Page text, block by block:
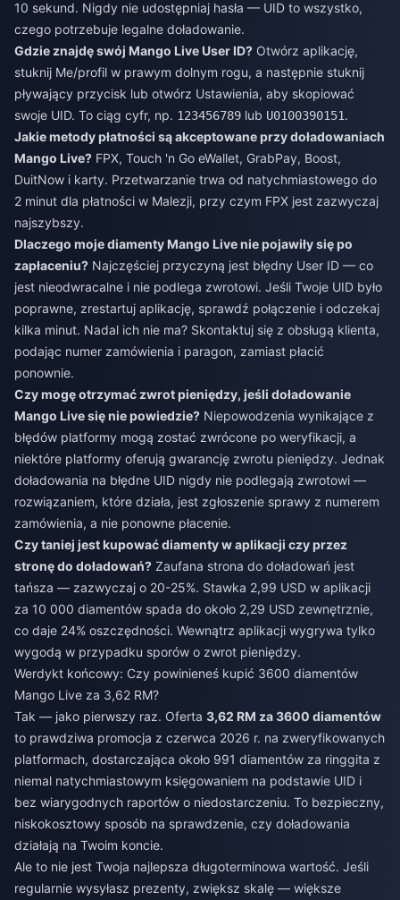
10 sekund. Nigdy nie udostępniaj hasła — UID to wszystko,
czego potrzebuje legalne doładowanie.
Gdzie znajdę swój Mango Live User ID? Otwórz aplikację,
stuknij Me/profil w prawym dolnym rogu, a następnie stuknij
pływający przycisk lub otwórz Ustawienia, aby skopiować
swoje UID. To ciąg cyfr, np. 123456789 lub U0100390151.
Jakie metody płatności są akceptowane przy doładowaniach
Mango Live? FPX, Touch 'n Go eWallet, GrabPay, Boost,
DuitNow i karty. Przetwarzanie trwa od natychmiastowego do
2 minut dla płatności w Malezji, przy czym FPX jest zazwyczaj
najszybszy.
Dlaczego moje diamenty Mango Live nie pojawiły się po
zapłaceniu? Najczęściej przyczyną jest błędny User ID — co
jest nieodwracalne i nie podlega zwrotowi. Jeśli Twoje UID było
poprawne, zrestartuj aplikację, sprawdź połączenie i odczekaj
kilka minut. Nadal ich nie ma? Skontaktuj się z obsługą klienta,
podając numer zamówienia i paragon, zamiast płacić
ponownie.
Czy mogę otrzymać zwrot pieniędzy, jeśli doładowanie
Mango Live się nie powiedzie? Niepowodzenia wynikające z
błędów platformy mogą zostać zwrócone po weryfikacji, a
niektóre platformy oferują gwarancję zwrotu pieniędzy. Jednak
doładowania na błędne UID nigdy nie podlegają zwrotowi —
rozwiązaniem, które działa, jest zgłoszenie sprawy z numerem
zamówienia, a nie ponowne płacenie.
Czy taniej jest kupować diamenty w aplikacji czy przez
stronę do doładowań? Zaufana strona do doładowań jest
tańsza — zazwyczaj o 20-25%. Stawka 2,99 USD w aplikacji
za 10 000 diamentów spada do około 2,29 USD zewnętrznie,
co daje 24% oszczędności. Wewnątrz aplikacji wygrywa tylko
wygodą w przypadku sporów o zwrot pieniędzy.
Werdykt końcowy: Czy powinieneś kupić 3600 diamentów
Mango Live za 3,62 RM?
Tak — jako pierwszy raz. Oferta 3,62 RM za 3600 diamentów
to prawdziwa promocja z czerwca 2026 r. na zweryfikowanych
platformach, dostarczająca około 991 diamentów za ringgita z
niemal natychmiastowym księgowaniem na podstawie UID i
bez wiarygodnych raportów o niedostarczeniu. To bezpieczny,
niskokosztowy sposób na sprawdzenie, czy doładowania
działają na Twoim koncie.
Ale to nie jest Twoja najlepsza długoterminowa wartość. Jeśli
regularnie wysyłasz prezenty, zwiększ skalę — większe